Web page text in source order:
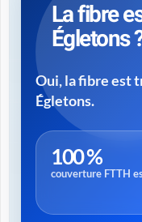
La fibre
Égletons
Oui, la fibre est
Égletons.
100 %
couverture FTTH